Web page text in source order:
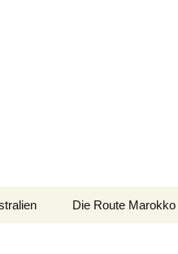
Die Route Marokko